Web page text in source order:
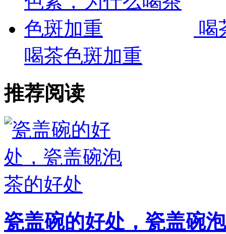
喝
喝茶色斑加重
推荐阅读
瓷盖碗的好处，瓷盖碗